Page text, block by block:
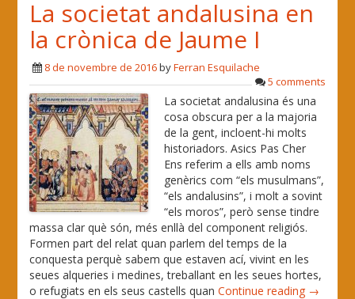
La societat andalusina en
la crònica de Jaume I
8 de novembre de 2016byFerran Esquilache
5 comments
La societat andalusina és una
cosa obscura per a la majoria
de la gent, incloent-hi molts
historiadors. Asics Pas Cher
Ens referim a ells amb noms
genèrics com “els musulmans”,
“els andalusins”, i molt a sovint
“els moros”, però sense tindre
massa clar què són, més enllà del component religiós.
Formen part del relat quan parlem del temps de la
conquesta perquè sabem que estaven ací, vivint en les
seues alqueries i medines, treballant en les seues hortes,
o refugiats en els seus castells quanContinue reading →